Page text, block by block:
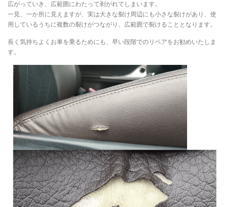
ヘッドライトリペア
広がっていき、広範囲にわたって剥がれてしまいます。
一見、一か所に見えますが、実は大きな裂け周辺にも小さな裂けがあり、使
用しているうちに複数の裂けがつながり、広範囲で裂けることとなります。
長く気持ちよくお車を乗るためにも、早い段階でのリペアをお勧めいたしま
す。